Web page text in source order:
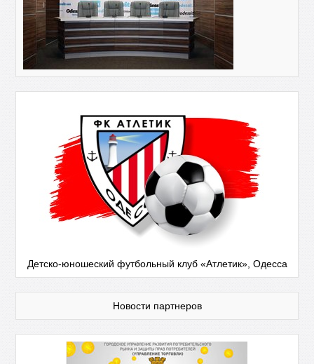
Детско-юношеский футбольный клуб «Атлетик», Одесса
Новости партнеров